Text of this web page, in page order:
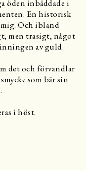
öden inbäddade i
En historisk
Och ibland
men trasigt, något
av guld.
det och förvandlar
som bär sin
i höst.